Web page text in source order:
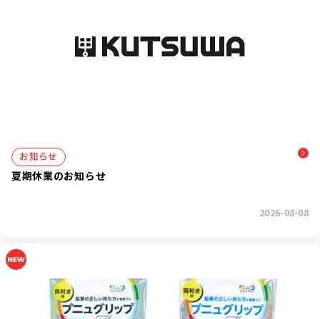
お知らせ
夏期休業のお知らせ
2026-08-08